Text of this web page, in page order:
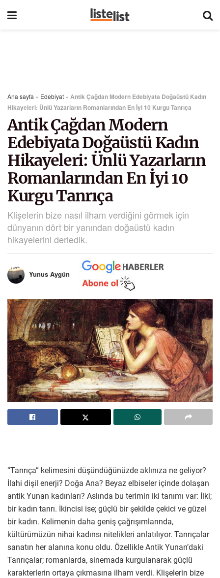
Ana sayfa » Edebiyat » Antik Çağdan Modern Edebiyata Doğaüstü Kadın
Hikayeleri: Ünlü Yazarların Romanlarından En İyi 10 Kurgu Tanrıça
Antik Çağdan Modern
Edebiyata Doğaüstü Kadın
Hikayeleri: Ünlü Yazarların
Romanlarından En İyi 10
Kurgu Tanrıça
Klişelerin bize nasıl ilham verdiğini görmek için
dünyanın dört bir yanından doğaüstü kadın
hikayelerini derledik.
Yunus Aygün
“Tanrıça” kelimesini düşündüğünüzde aklınıza ne geliyor?
İlahi dişil enerji? Doğa Ana? Beyaz elbiseler içinde dolaşan
antik Yunan kadınları? Aslında bu terimin iki tanımı var: İlki;
bir kadın tanrı. İkincisi ise; güçlü bir şekilde çekici ve güzel
bir kadın. Kelimenin daha geniş çağrışımlarında,
kültürümüzün nihai kadınsı nitelikleri anlatılıyor. Tanrıçalar
sanatın her alanına konu oldu. Özellikle Antik Yunan’daki
Tanrıçalar; romanlarda, sinemada kurgulanarak güçlü
karakterlerin ortaya çıkmasına ilham verdi. Klişelerin bize